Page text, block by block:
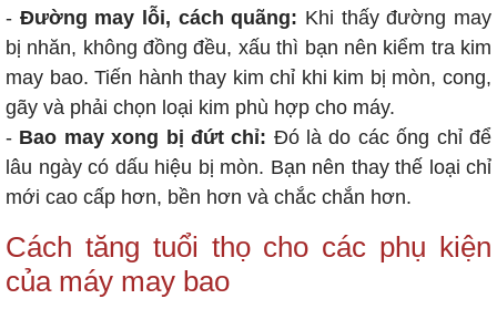
- Đường may lỗi, cách quãng: Khi thấy đường may
bị nhăn, không đồng đều, xấu thì bạn nên kiểm tra kim
may bao. Tiến hành thay kim chỉ khi kim bị mòn, cong,
gãy và phải chọn loại kim phù hợp cho máy.
- Bao may xong bị đứt chỉ: Đó là do các ống chỉ để
lâu ngày có dấu hiệu bị mòn. Bạn nên thay thế loại chỉ
mới cao cấp hơn, bền hơn và chắc chắn hơn.
Cách tăng tuổi thọ cho các phụ kiện
của máy may bao